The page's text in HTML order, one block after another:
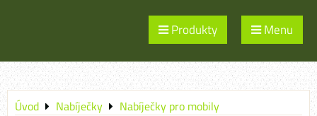
Produkty Menu
Úvod Nabíječky Nabíječky pro mobily